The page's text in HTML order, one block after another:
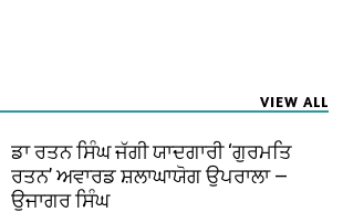
VIEW ALL
ਡਾ ਰਤਨ ਸਿੰਘ ਜੱਗੀ ਯਾਦਗਾਰੀ ‘ਗੁਰਮਤਿ
ਰਤਨ’ ਅਵਾਰਡ ਸ਼ਲਾਘਾਯੋਗ ਉਪਰਾਲਾ —
ਉਜਾਗਰ ਸਿੰਘ